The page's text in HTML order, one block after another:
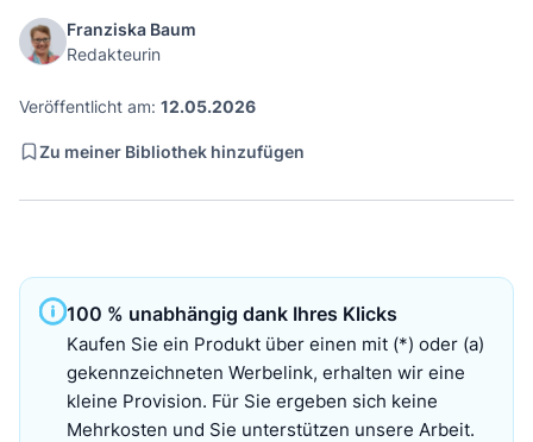
Franziska Baum
Redakteurin
Veröffentlicht am: 12.05.2026
Zu meiner Bibliothek hinzufügen
100 % unabhängig dank Ihres Klicks
Kaufen Sie ein Produkt über einen mit (*) oder (a)
gekennzeichneten Werbelink, erhalten wir eine
kleine Provision. Für Sie ergeben sich keine
Mehrkosten und Sie unterstützen unsere Arbeit.